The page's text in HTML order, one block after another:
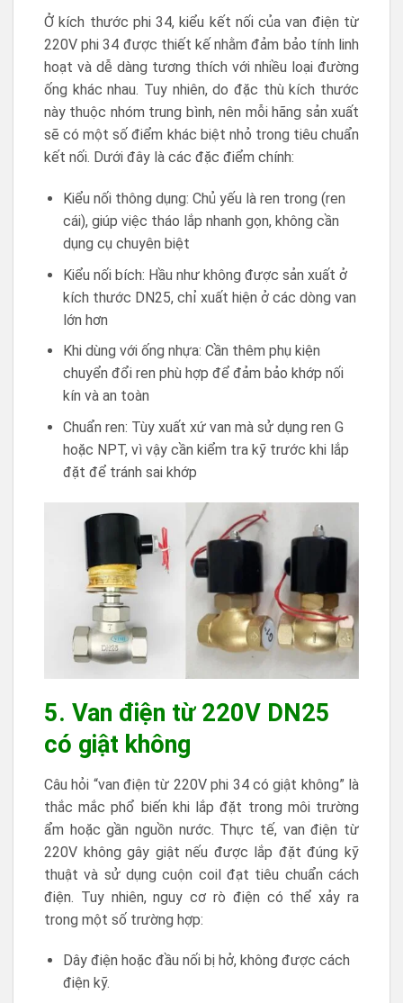
Ở kích thước phi 34, kiểu kết nối của van điện từ
220V phi 34 được thiết kế nhằm đảm bảo tính linh
hoạt và dễ dàng tương thích với nhiều loại đường
ống khác nhau. Tuy nhiên, do đặc thù kích thước
này thuộc nhóm trung bình, nên mỗi hãng sản xuất
sẽ có một số điểm khác biệt nhỏ trong tiêu chuẩn
kết nối. Dưới đây là các đặc điểm chính:
Kiểu nối thông dụng: Chủ yếu là ren trong (ren
cái), giúp việc tháo lắp nhanh gọn, không cần
dụng cụ chuyên biệt
Kiểu nối bích: Hầu như không được sản xuất ở
kích thước DN25, chỉ xuất hiện ở các dòng van
lớn hơn
Khi dùng với ống nhựa: Cần thêm phụ kiện
chuyển đổi ren phù hợp để đảm bảo khớp nối
kín và an toàn
Chuẩn ren: Tùy xuất xứ van mà sử dụng ren G
hoặc NPT, vì vậy cần kiểm tra kỹ trước khi lắp
đặt để tránh sai khớp
5. Van điện từ 220V DN25
có giật không
Câu hỏi “van điện từ 220V phi 34 có giật không” là
thắc mắc phổ biến khi lắp đặt trong môi trường
ẩm hoặc gần nguồn nước. Thực tế, van điện từ
220V không gây giật nếu được lắp đặt đúng kỹ
thuật và sử dụng cuộn coil đạt tiêu chuẩn cách
điện. Tuy nhiên, nguy cơ rò điện có thể xảy ra
trong một số trường hợp:
Dây điện hoặc đầu nối bị hở, không được cách
điện kỹ.